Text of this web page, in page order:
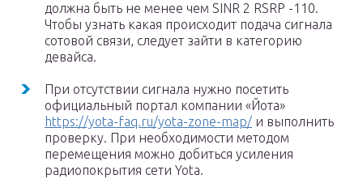
должна быть не менее чем SINR 2 RSRP -110.
Чтобы узнать какая происходит подача сигнала
сотовой связи, следует зайти в категорию
девайса.
При отсутствии сигнала нужно посетить
официальный портал компании «Йота»
https://yota-faq.ru/yota-zone-map/ и выполнить
проверку. При необходимости методом
перемещения можно добиться усиления
радиопокрытия сети Yota.